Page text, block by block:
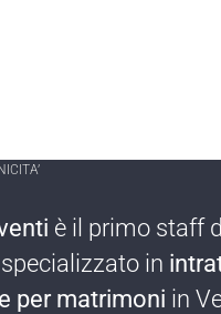
è il primo staff
in
per matrimoni in